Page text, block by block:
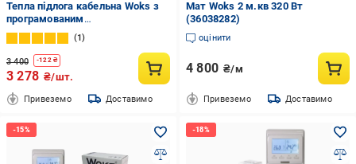
Тепла підлога кабельна Woks з
програмованим
терморегулятором E51 2,4 м2-
3,0 м2/430 Вт 24 м/18 Вт/м
1
3 400 -122₴
3 278 ₴/шт.
Привеземо Доставимо
Мат Woks 2 м.кв 320 Вт
(36038282)
оцінити
4 800 ₴/м
Привеземо Доставимо